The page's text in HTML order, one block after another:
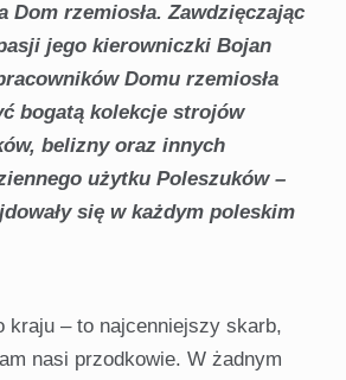
Dom rzemiosła. Zawdzięczając
jego kierowniczki Bojan
Domu rzemiosła
bogatą kolekcje strojów
belizny oraz innych
użytku Poleszuków –
się w każdym poleskim
kraju – to najcenniejszy skarb,
nasi przodkowie. W żadnym